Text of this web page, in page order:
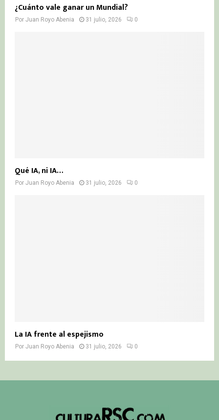
¿Cuánto vale ganar un Mundial?
Por Juan Royo Abenia 31 julio, 2026 0
Qué IA, ni IA…
Por Juan Royo Abenia 31 julio, 2026 0
La IA frente al espejismo
Por Juan Royo Abenia 31 julio, 2026 0